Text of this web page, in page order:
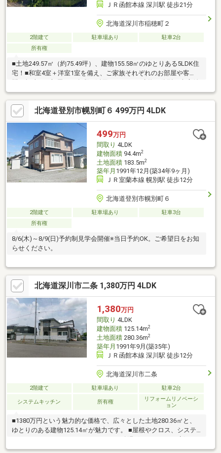
ＪＲ函館本線 深川駅 徒歩21分
北海道深川市稲穂町２
2階建て 駐車場あり
駐車2台
所有権
■土地249.57㎡（約75.49坪）、建物155.58㎡のゆとりある5LDK住
宅！■和室4室＋洋室1室を備え、ご家族それぞれのお部屋や客
間、趣味のお部屋など多彩に活用できます♪■建物一体型の車庫付
き！愛車の保管はもちろん、タイヤや除雪用品などの収納スペー
スとしても便利です◎■スーパー・小学校まで徒歩10分圏内！さ
らにJR「深川」駅まで車で約5分と、毎日の通勤・通学やお出か
けにも便利な立地♪■室内はお好みに合わせたリフォーム・リノベ
ーションもおすすめ！リフォームについてのご相談も弊社で承っ
ております◎お気軽にお問い合わせください♪（TEL:011-790-
8100）
北海道登別市幌別町６ 499万円 4LDK
499万円
間取り 4LDK
建物面積94.4m2
土地面積183.5m2
築年月 1991年12月(築34年9ヶ月)
ＪＲ室蘭本線 幌別駅 徒歩12分
北海道登別市幌別町６
2階建て 駐車場あり
駐車3台
所有権
8/6(木)～8/9(日)予約制見学会開催※当日予約OK。ご希望日をお知
らせください。
北海道深川市二条 1,380万円 4LDK
1,380万円
間取り 4LDK
建物面積125.14m2
土地面積280.36m2
築年月 1991年9月(築35年)
ＪＲ函館本線 深川駅 徒歩12分
北海道深川市二条
2階建て 駐車場あり 駐車2台
システムキッチン 所有権
リフォームリノベーシ
ョン
■1380万円という魅力的な価格で、広々とした土地280.36㎡と、
ゆとりのある建物125.14㎡が魅力です。 ■屋根やクロス、システ
ムキッチン、ユニットバス、トイレ、給湯ボイラーまで一新さ
れ、新築のような快適さで新生活をスタートできます。■3口コン